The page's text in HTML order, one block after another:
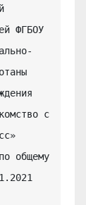
ФГБОУ
с
общему